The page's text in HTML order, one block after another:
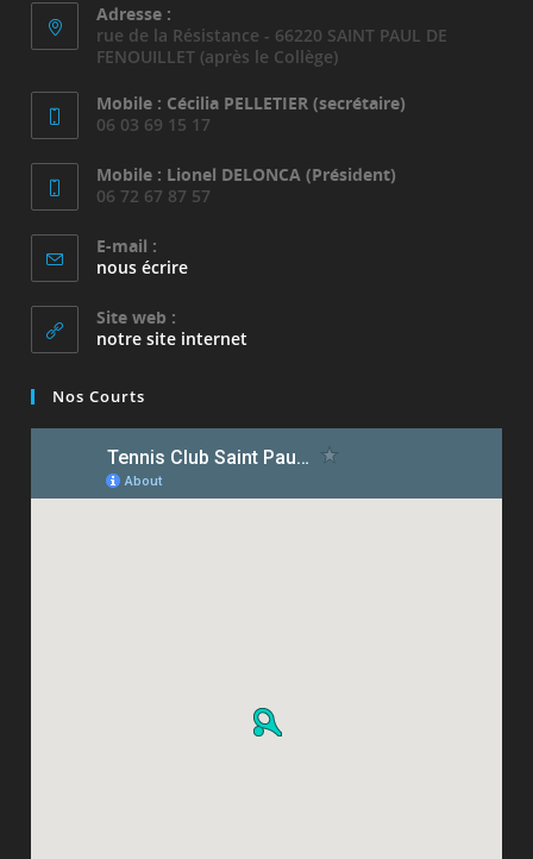
Adresse :
rue de la Résistance - 66220 SAINT PAUL DE
FENOUILLET (après le Collège)
Mobile : Cécilia PELLETIER (secrétaire)
06 03 69 15 17
Mobile : Lionel DELONCA (Président)
06 72 67 87 57
E-mail :
nous écrireS’ouvre
application
Site web :
notre site internet
Nos Courts